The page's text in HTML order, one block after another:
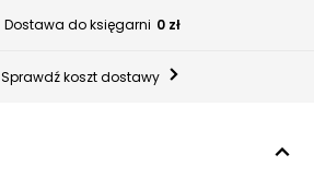
Dostawa do księgarni 0 zł
Sprawdź koszt dostawy